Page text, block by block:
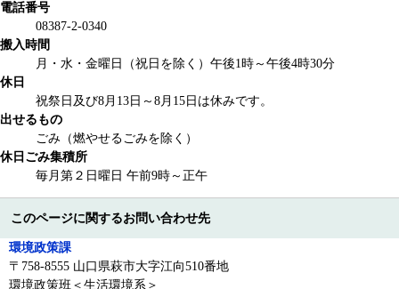
電話番号
08387-2-0340
搬入時間
月・水・金曜日（祝日を除く）午後1時～午後4時30分
休日
祝祭日及び8月13日～8月15日は休みです。
出せるもの
ごみ（燃やせるごみを除く）
休日ごみ集積所
毎月第２日曜日 午前9時～正午
このページに関するお問い合わせ先
環境政策課
〒758-8555 山口県萩市大字江向510番地
環境政策班＜生活環境系＞